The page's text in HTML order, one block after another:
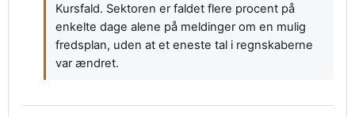
Kursfald. Sektoren er faldet flere procent på
enkelte dage alene på meldinger om en mulig
fredsplan, uden at et eneste tal i regnskaberne
var ændret.